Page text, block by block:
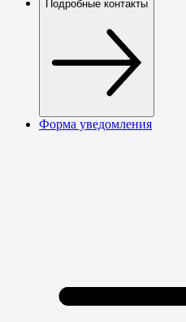
Подробные контакты
Форма уведомления